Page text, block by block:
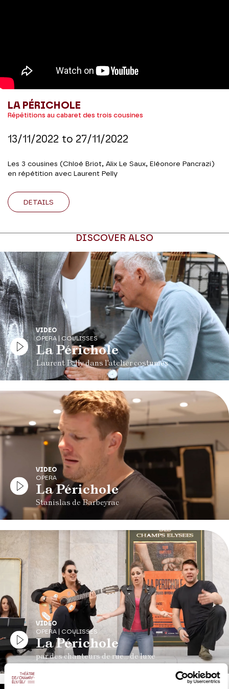
LA PÉRICHOLE
Répétitions au cabaret des trois cousines
13/11/2022 to 27/11/2022
Les 3 cousines (Chloé Briot, Alix Le Saux, Eléonore Pancrazi)
en répétition avec Laurent Pelly
DETAILS
DISCOVER ALSO
VIDEO
OPERA | COULISSES
La Périchole
Laurent Pelly dans l'atelier costumes
VIDEO
OPERA
La Périchole
Stanislas de Barbeyrac
VIDEO
OPERA | COULISSES
La Périchole
par des chanteurs de rue... de luxe